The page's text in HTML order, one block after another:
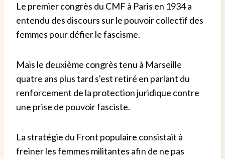
Le premier congrès du CMF à Paris en 1934 a
entendu des discours sur le pouvoir collectif des
femmes pour défier le fascisme.
Mais le deuxième congrès tenu à Marseille
quatre ans plus tard s'est retiré en parlant du
renforcement de la protection juridique contre
une prise de pouvoir fasciste.
La stratégie du Front populaire consistait à
freiner les femmes militantes afin de ne pas